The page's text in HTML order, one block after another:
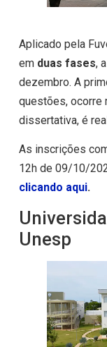
Aplicado pela
emduas fases,
dezembro. A
questões, ocorre
dissertativa, é
As inscrições
12h de 09/10/
clicando aqui.
Unesp